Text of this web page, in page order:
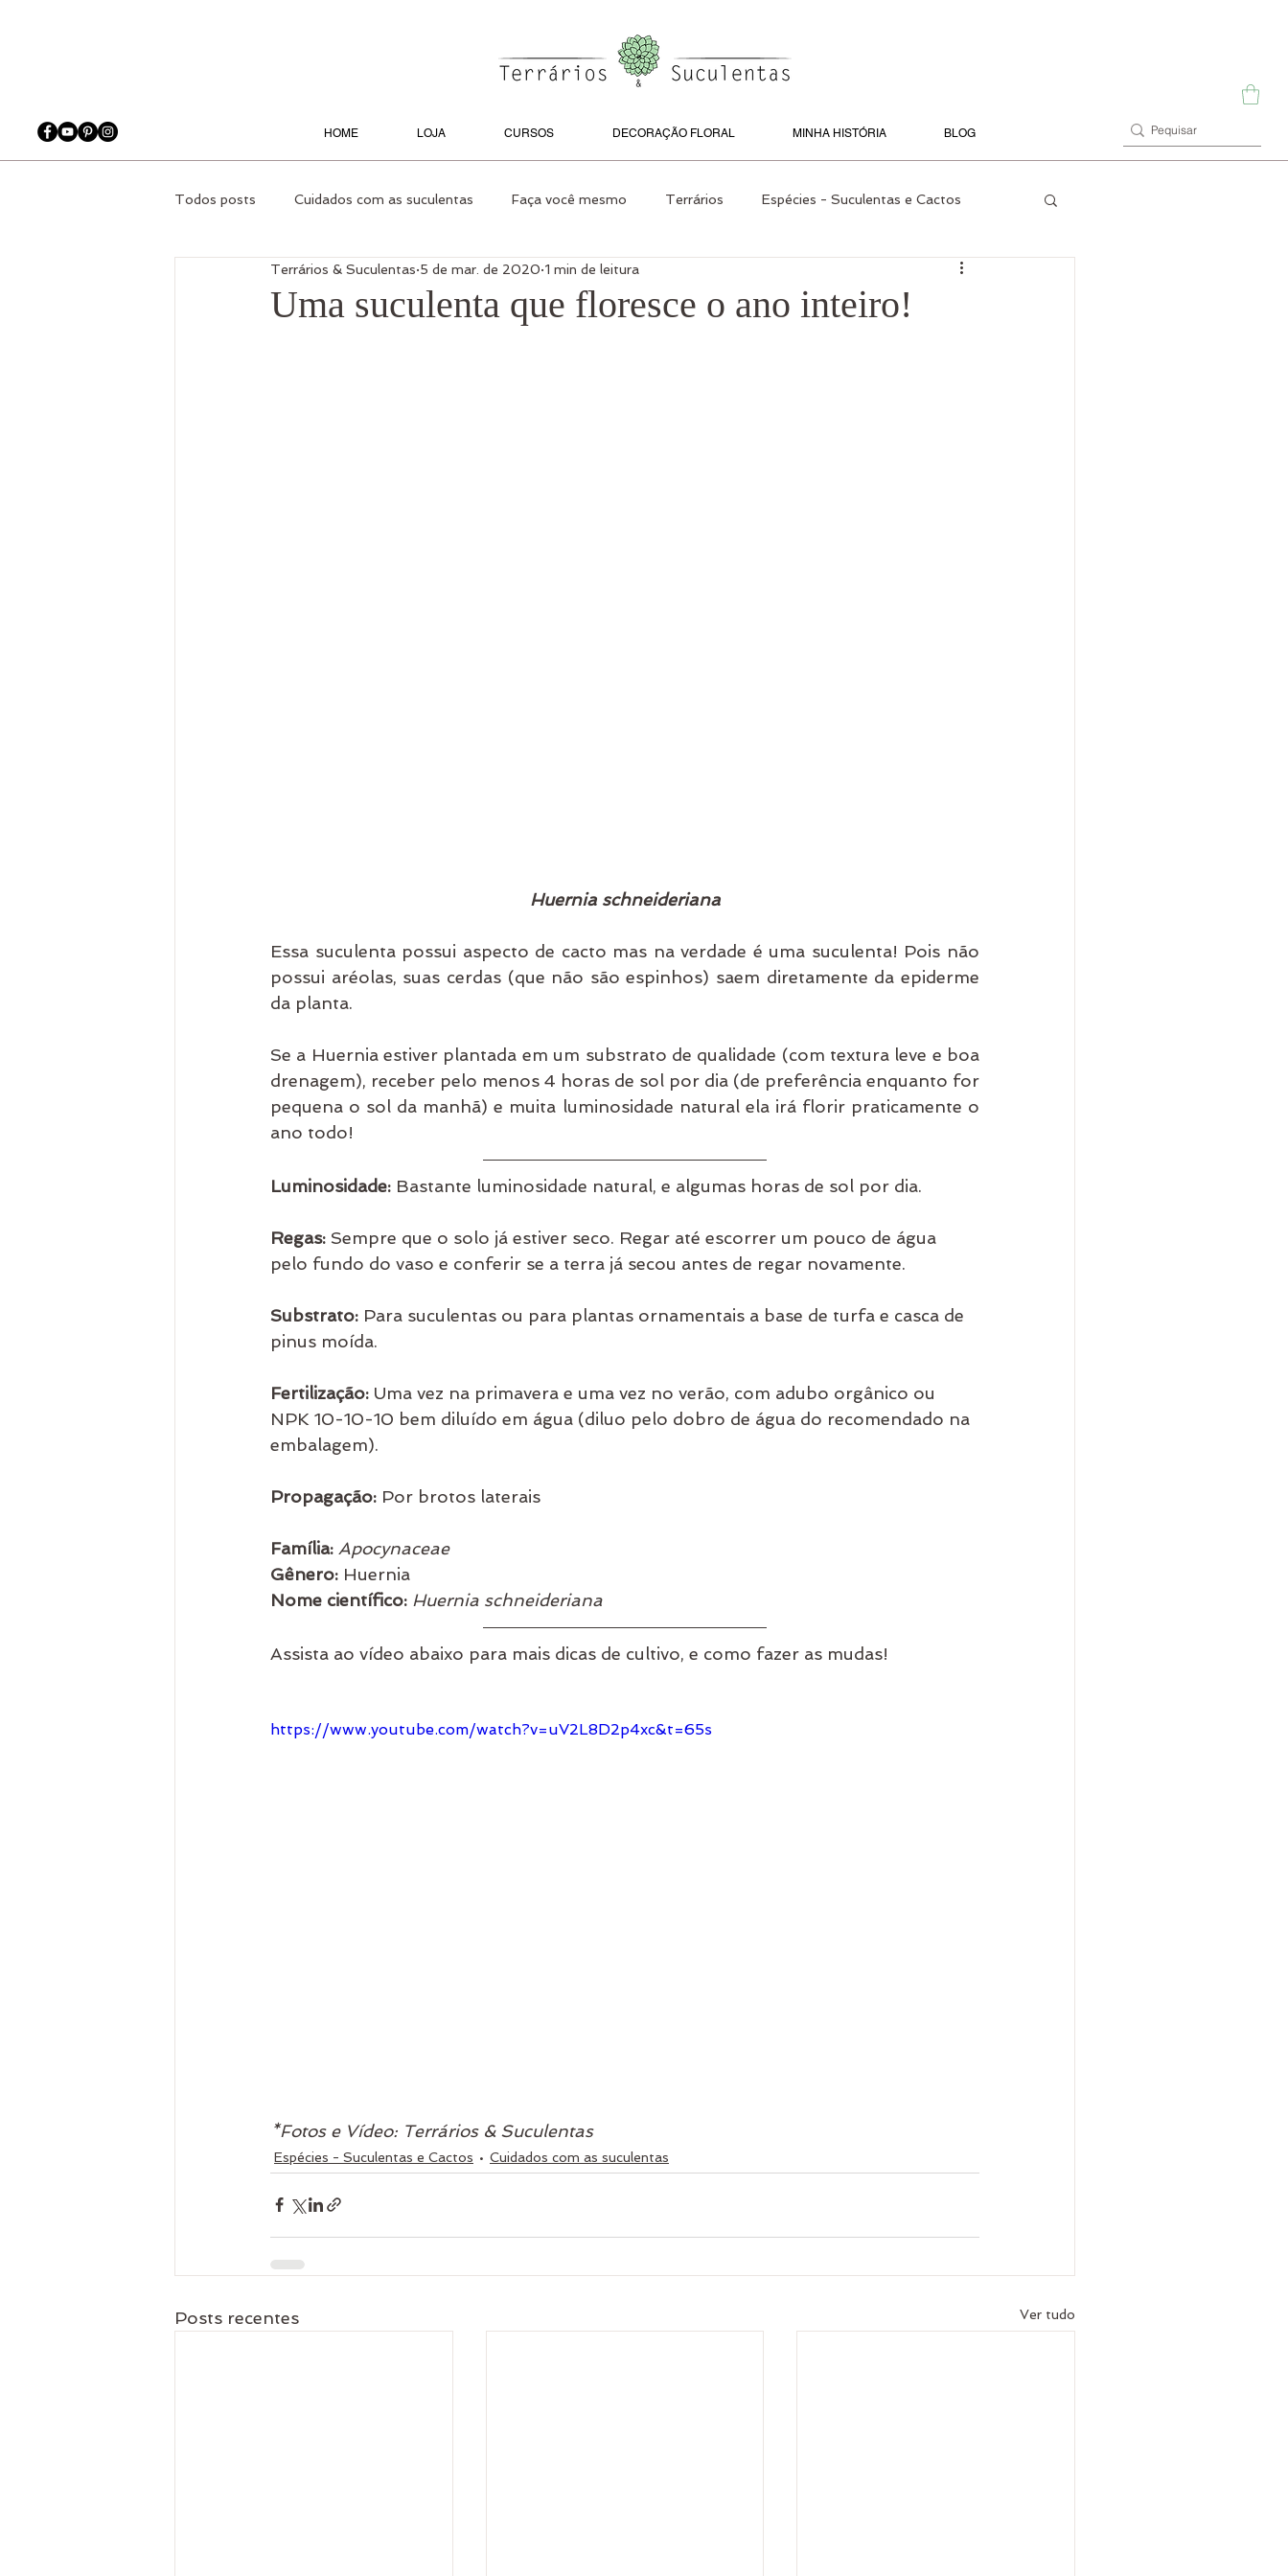
HOME LOJA CURSOS DECORAÇÃO FLORAL MINHA HISTÓRIA BLOG
Todos posts Cuidados com as suculentas Faça você mesmo Terrários Espécies - Suculentas e Cactos
Orquídeas Plantas Ambientes Internos Jardins Espécies Orquídeas
Uma suculenta que floresce o ano inteiro!
Terrários & Suculentas 5 de mar. de 2020 1 min de leitura
Huernia schneideriana
Essa suculenta possui aspecto de cacto mas na verdade é uma suculenta! Pois não
possui aréolas, suas cerdas (que não são espinhos) saem diretamente da epiderme
da planta.
Se a Huernia estiver plantada em um substrato de qualidade (com textura leve e boa
drenagem), receber pelo menos 4 horas de sol por dia (de preferência enquanto for
pequena o sol da manhã) e muita luminosidade natural ela irá florir praticamente o
ano todo!
Luminosidade: Bastante luminosidade natural, e algumas horas de sol por dia.
Regas: Sempre que o solo já estiver seco. Regar até escorrer um pouco de água
pelo fundo do vaso e conferir se a terra já secou antes de regar novamente.
Substrato: Para suculentas ou para plantas ornamentais a base de turfa e casca de
pinus moída.
Fertilização: Uma vez na primavera e uma vez no verão, com adubo orgânico ou
NPK 10-10-10 bem diluído em água (diluo pelo dobro de água do recomendado na
embalagem).
Propagação: Por brotos laterais
Família: Apocynaceae
Gênero: Huernia
Nome científico: Huernia schneideriana
Assista ao vídeo abaixo para mais dicas de cultivo, e como fazer as mudas!
https://www.youtube.com/watch?v=uV2L8D2p4xc&t=65s
*Fotos e Vídeo: Terrários & Suculentas
Espécies - Suculentas e Cactos Cuidados com as suculentas
Posts recentes Ver tudo